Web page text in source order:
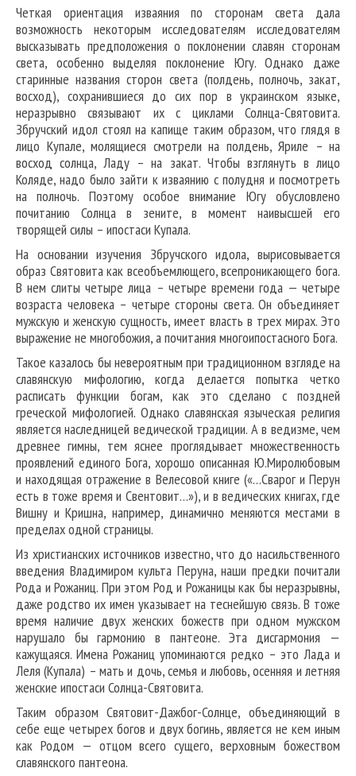
Четкая ориентация изваяния по сторонам света дала
возможность некоторым исследователям исследователям
высказывать предположения о поклонении славян сторонам
света, особенно выделяя поклонение Югу. Однако даже
старинные названия сторон света (полдень, полночь, закат,
восход), сохранившиеся до сих пор в украинском языке,
неразрывно связывают их с циклами Солнца-Святовита.
Збручский идол стоял на капище таким образом, что глядя в
лицо Купале, молящиеся смотрели на полдень, Яриле – на
восход солнца, Ладу – на закат. Чтобы взглянуть в лицо
Коляде, надо было зайти к изваянию с полудня и посмотреть
на полночь. Поэтому особое внимание Югу обусловлено
почитанию Солнца в зените, в момент наивысшей его
творящей силы – ипостаси Купала.
На основании изучения Збручского идола, вырисовывается
образ Святовита как всеобъемлющего, всепроникающего бога.
В нем слиты четыре лица – четыре времени года — четыре
возраста человека – четыре стороны света. Он объединяет
мужскую и женскую сущность, имеет власть в трех мирах. Это
выражение не многобожия, а почитания многоипостасного Бога.
Такое казалось бы невероятным при традиционном взгляде на
славянскую мифологию, когда делается попытка четко
расписать функции богам, как это сделано с поздней
греческой мифологией. Однако славянская языческая религия
является наследницей ведической традиции. А в ведизме, чем
древнее гимны, тем яснее проглядывает множественность
проявлений единого Бога, хорошо описанная Ю.Миролюбовым
и находящая отражение в Велесовой книге («…Сварог и Перун
есть в тоже время и Свентовит…»), и в ведических книгах, где
Вишну и Кришна, например, динамично меняются местами в
пределах одной страницы.
Из христианских источников известно, что до насильственного
введения Владимиром культа Перуна, наши предки почитали
Рода и Рожаниц. При этом Род и Рожаницы как бы неразрывны,
даже родство их имен указывает на теснейшую связь. В тоже
время наличие двух женских божеств при одном мужском
нарушало бы гармонию в пантеоне. Эта дисгармония —
кажущаяся. Имена Рожаниц упоминаются редко – это Лада и
Леля (Купала) – мать и дочь, семья и любовь, осенняя и летняя
женские ипостаси Солнца-Святовита.
Таким образом Святовит-Дажбог-Солнце, объединяющий в
себе еще четырех богов и двух богинь, является не кем иным
как Родом — отцом всего сущего, верховным божеством
славянского пантеона.